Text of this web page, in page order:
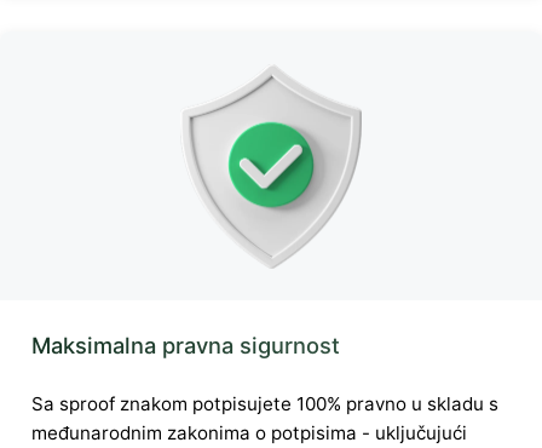
Maksimalna pravna sigurnost
Sa sproof znakom potpisujete 100% pravno u skladu s
međunarodnim zakonima o potpisima - uključujući